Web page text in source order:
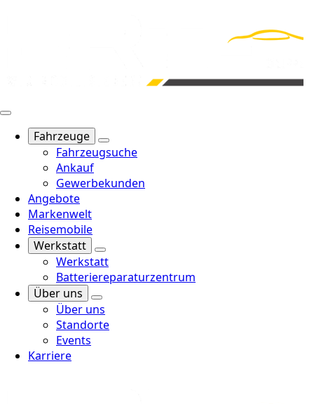
Fahrzeuge
Fahrzeugsuche
Ankauf
Gewerbekunden
Angebote
Markenwelt
Reisemobile
Werkstatt
Werkstatt
Batteriereparaturzentrum
Über uns
Über uns
Standorte
Events
Karriere